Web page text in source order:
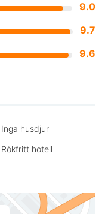
9.0
9.7
9.6
Inga husdjur
Rökfritt hotell